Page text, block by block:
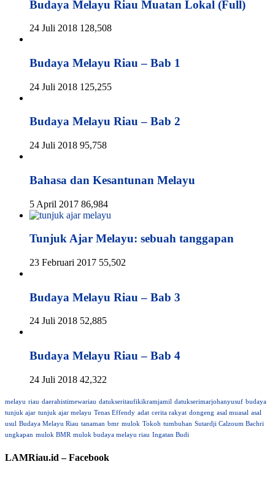
Budaya Melayu Riau Muatan Lokal (Full)
24 Juli 2018 128,508
Budaya Melayu Riau – Bab 1
24 Juli 2018 125,255
Budaya Melayu Riau – Bab 2
24 Juli 2018 95,758
Bahasa dan Kesantunan Melayu
5 April 2017 86,984
Tunjuk Ajar Melayu: sebuah tanggapan
23 Februari 2017 55,502
Budaya Melayu Riau – Bab 3
24 Juli 2018 52,885
Budaya Melayu Riau – Bab 4
24 Juli 2018 42,322
melayu riau daerahistimewariau datukseritaufikikramjamil datukserimarjohanyusuf budaya
tunjuk ajar tunjuk ajar melayu Tenas Effendy adat cerita rakyat dongeng asal muasal asal
usul Budaya Melayu Riau tanaman bmr mulok Tokoh tumbuhan Sutardji Calzoum Bachri
ungkapan mulok BMR mulok budaya melayu riau Ingatan Budi
LAMRiau.id – Facebook